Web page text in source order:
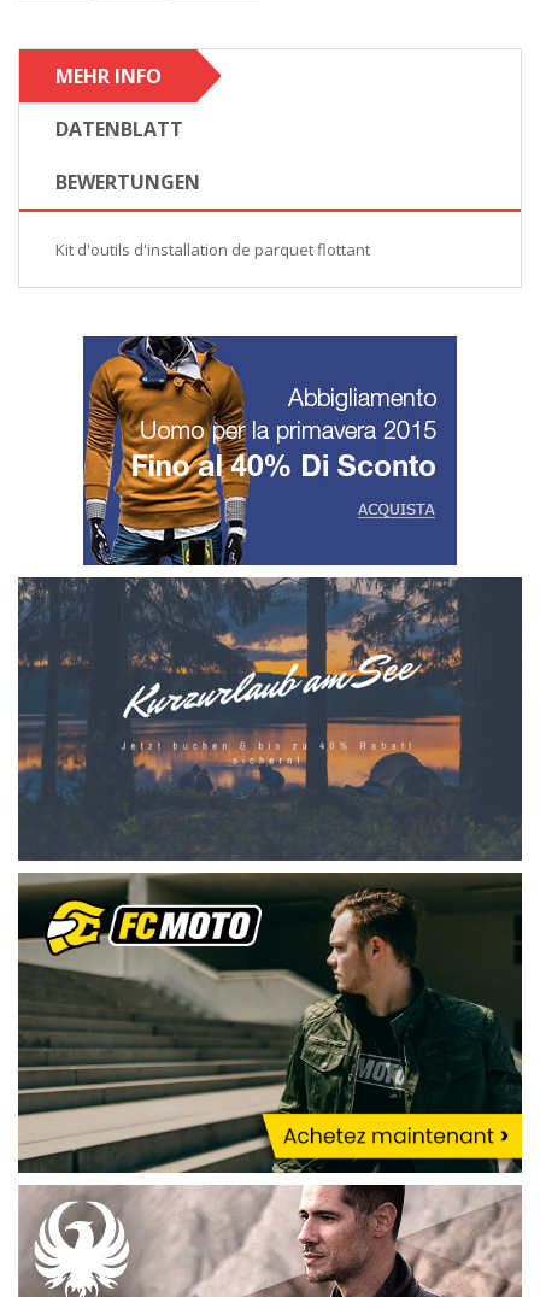
MEHR INFO
DATENBLATT
BEWERTUNGEN
Kit d'outils d'installation de parquet flottant